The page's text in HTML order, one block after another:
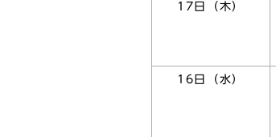
17日（木）
16日（水）